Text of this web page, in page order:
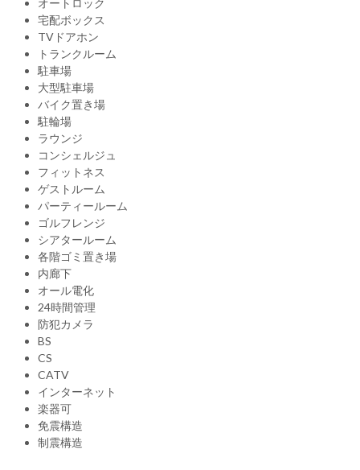
オートロック
宅配ボックス
TVドアホン
トランクルーム
駐車場
大型駐車場
バイク置き場
駐輪場
ラウンジ
コンシェルジュ
フィットネス
ゲストルーム
パーティールーム
ゴルフレンジ
シアタールーム
各階ゴミ置き場
内廊下
オール電化
24時間管理
防犯カメラ
BS
CS
CATV
インターネット
楽器可
免震構造
制震構造